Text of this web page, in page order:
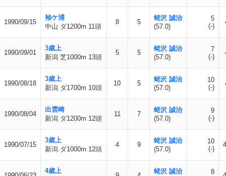
1990/09/15
袖ケ浦
中山 ダ1200m 11頭
8 5
蛯沢 誠治
(57.0)
5
(-)
1990/09/01
3歳上
新潟 芝1000m 13頭
5 5
蛯沢 誠治
(57.0)
7
(-)
1990/08/18
3歳上
新潟 ダ1700m 10頭
10 5
蛯沢 誠治
(57.0)
10
(-)
1990/08/04
出雲崎
新潟 ダ1200m 12頭
11 7
蛯沢 誠治
(57.0)
9
(-)
1990/07/15
3歳上
新潟 ダ1000m 12頭
4 9
蛯沢 誠治
(57.0)
10
(-)
4歳上 蛯沢 誠治
8